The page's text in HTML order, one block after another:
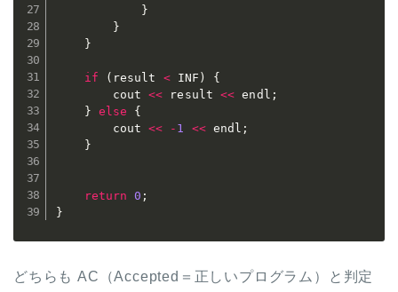
}
}
}
if ( result < INF )
{
		cout
<< result << endl ;
} else
{
		cout
<< - 1 << endl ;
}
return 0 ;
}
どちらも AC（Accepted＝正しいプログラム）と判定